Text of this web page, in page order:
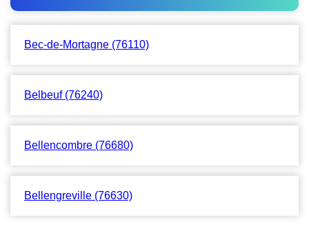
Bec-de-Mortagne (76110)
Belbeuf (76240)
Bellencombre (76680)
Bellengreville (76630)